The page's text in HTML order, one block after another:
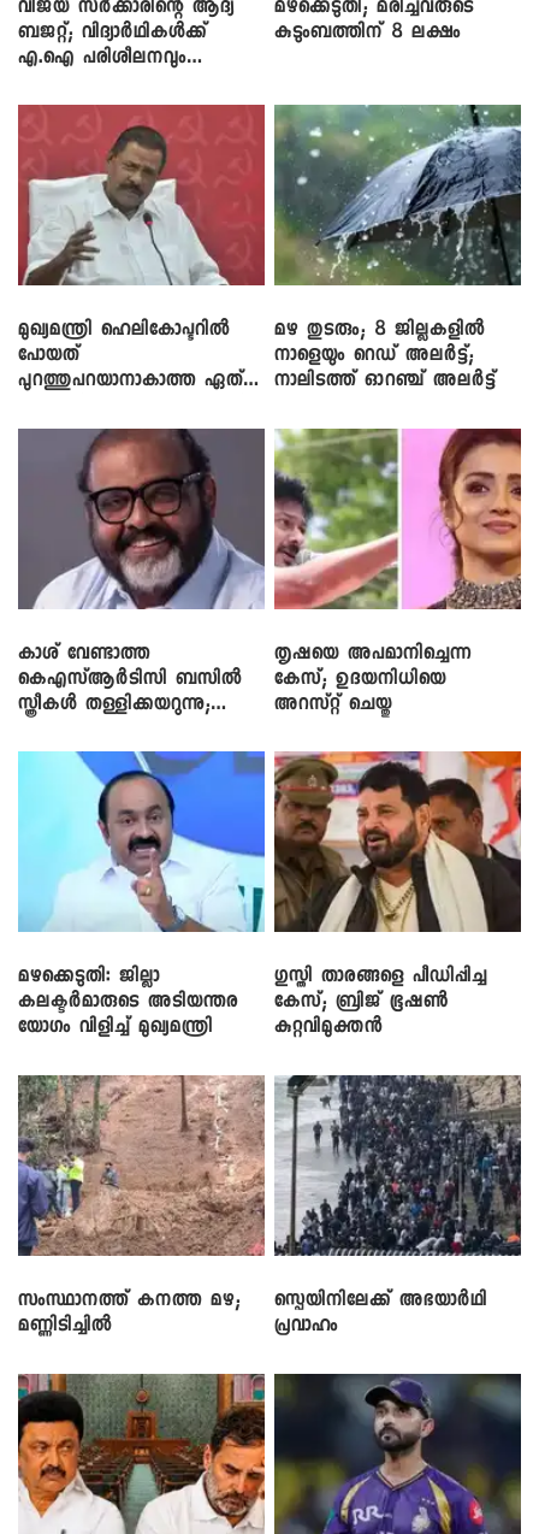
വിജയ് സർക്കാരിന്റെ ആദ്യ
ബജറ്റ്; വിദ്യാർഥികൾക്ക്
എ.ഐ പരിശീലനവും
മഴക്കെടുതി; മരിച്ചവരുടെ
കുടുംബത്തിന് 8 ലക്ഷം
മുഖ്യമന്ത്രി ഹെലികോപ്ടറിൽ
പോയത്
പുറത്തുപറയാനാകാത്ത ഏത്
മഴ തുടരും; 8 ജില്ലകളിൽ
നാളെയും റെഡ് അലർട്ട്;
നാലിടത്ത് ഓറഞ്ച് അലർട്ട്
കാശ് വേണ്ടാത്ത
കെഎസ്ആർടിസി ബസിൽ
സ്ത്രീകൾ തള്ളിക്കയറുന്നു;
തൃഷയെ അപമാനിച്ചെന്ന
കേസ്; ഉദയനിധിയെ
അറസ്റ്റ് ചെയ്തു
മഴക്കെടുതി: ജില്ലാ
കലക്ടർമാരുടെ അടിയന്തര
യോഗം വിളിച്ച് മുഖ്യമന്ത്രി
​ഗുസ്തി താരങ്ങളെ പീഡിപ്പിച്ച
കേസ്; ബ്രിജ് ഭൂഷൺ
കുറ്റവിമുക്തൻ
സംസ്ഥാനത്ത് കനത്ത മഴ;
മണ്ണിടിച്ചിൽ
സ്പെയിനിലേക്ക് അഭയാർഥി
പ്രവാഹം